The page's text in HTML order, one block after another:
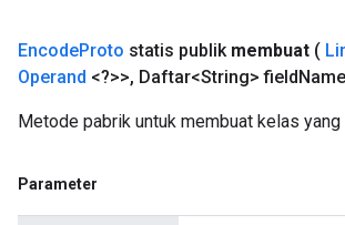
EncodeProto statis publik membuat (
Operand <?>>, Daftar<String> field
Metode pabrik untuk membuat kelas
Parameter